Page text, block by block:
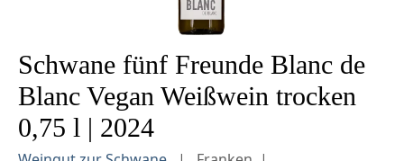
Schwane fünf Freunde Blanc de
Blanc Vegan Weißwein trocken
0,75 l | 2024